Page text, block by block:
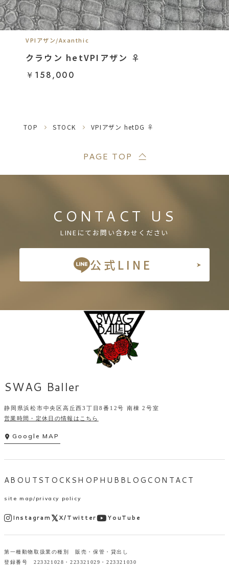
VPIアザン/Axanthic
クラウン hetVPIアザン ♀
￥158,000
TOP STOCK VPIアザン hetDG ♀
CONTACT US
LINEにてお問い合わせください
公式LINE
SWAG Baller
静岡県浜松市中央区高丘西3丁目8番12号 南棟 2号室
営業時間・定休日の情報はこちら
Google MAP
ABOUTSTOCKSHOP HUB BLOGCONTACT
site map privacy policy
Instagram X/Twitter YouTube
第一種動物取扱業の種別 販売・保管・貸出し
登録番号 223321028・223321029・223321030
PAGE TOP